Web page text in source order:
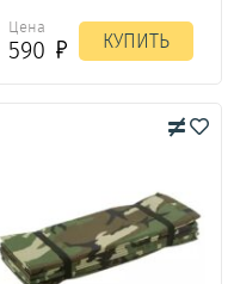
Цена
590 КУПИТЬ